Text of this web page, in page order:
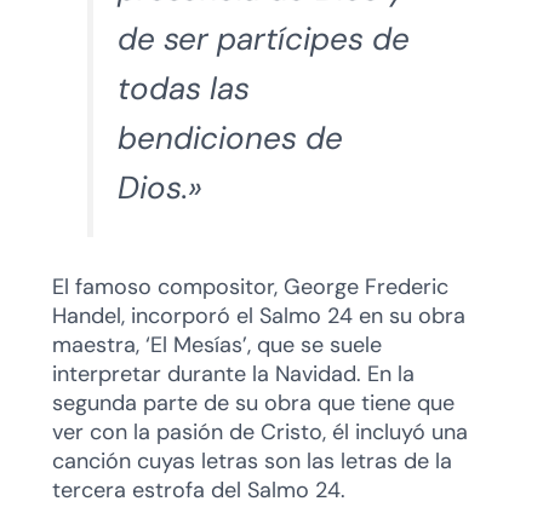
de ser partícipes de
todas las
bendiciones de
Dios.»
El famoso compositor, George Frederic
Handel, incorporó el Salmo 24 en su obra
maestra, ‘El Mesías’, que se suele
interpretar durante la Navidad. En la
segunda parte de su obra que tiene que
ver con la pasión de Cristo, él incluyó una
canción cuyas letras son las letras de la
tercera estrofa del Salmo 24.